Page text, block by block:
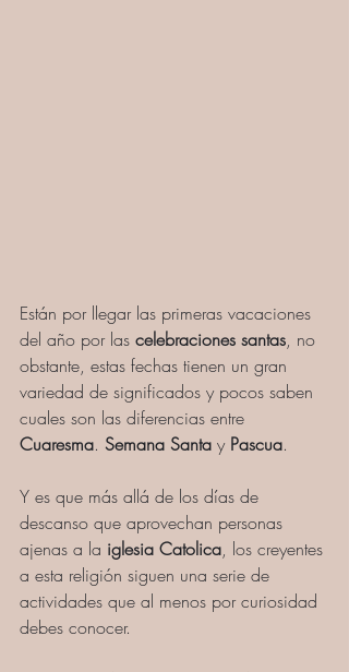
Están por llegar las primeras vacaciones
del año por las celebraciones santas, no
obstante, estas fechas tienen un gran
variedad de significados y pocos saben
cuales son las diferencias entre
Cuaresma. Semana Santa y Pascua.
Y es que más allá de los días de
descanso que aprovechan personas
ajenas a la iglesia Catolica, los creyentes
a esta religión siguen una serie de
actividades que al menos por curiosidad
debes conocer.